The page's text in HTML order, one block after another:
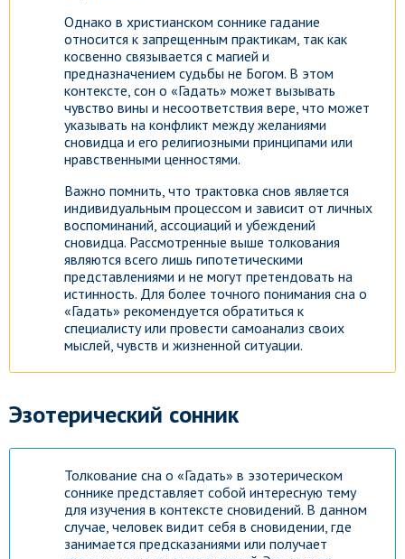
Однако в христианском соннике гадание
относится к запрещенным практикам, так как
косвенно связывается с магией и
предназначением судьбы не Богом. В этом
контексте, сон о «Гадать» может вызывать
чувство вины и несоответствия вере, что может
указывать на конфликт между желаниями
сновидца и его религиозными принципами или
нравственными ценностями.
Важно помнить, что трактовка снов является
индивидуальным процессом и зависит от личных
воспоминаний, ассоциаций и убеждений
сновидца. Рассмотренные выше толкования
являются всего лишь гипотетическими
представлениями и не могут претендовать на
истинность. Для более точного понимания сна о
«Гадать» рекомендуется обратиться к
специалисту или провести самоанализ своих
мыслей, чувств и жизненной ситуации.
Эзотерический сонник
Толкование сна о «Гадать» в эзотерическом
соннике представляет собой интересную тему
для изучения в контексте сновидений. В данном
случае, человек видит себя в сновидении, где
занимается предсказаниями или получает